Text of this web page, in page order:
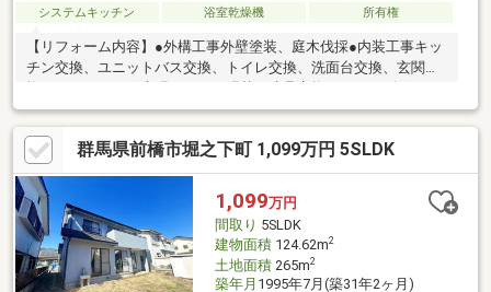
システムキッチン
浴室乾燥機 所有権
【リフォーム内容】●外構工事外壁塗装、庭木伐採●内装工事キッ
チン交換、ユニットバス交換、トイレ交換、洗面台交換、玄関交
換、フローリング上張、クロス張替、建具交換、シューズボック
ス交換、インターホン・火災警報器設置、照明交換、クリーニン
グ、防蟻工事（施工後5年保証）【おすすめポイント】・雨漏り、
構造上主要な部分の欠陥や腐食、給排水管の故障や漏水について
お引渡しより２年間保証【周辺施設】・桂萱東小学校1900ｍ（徒
歩24分）・桂萱小学校中学校3100ｍ（徒歩38分）・ツルヤローズ
タウン店1900ｍ（車5分）・セブンイレブン前橋堤町店2500ｍ
（車5分）
群馬県前橋市堀之下町 1,099万円 5SLDK
1,099万円
間取り 5SLDK
建物面積124.62m2
土地面積265m2
築年月 1995年7月(築31年2ヶ月)